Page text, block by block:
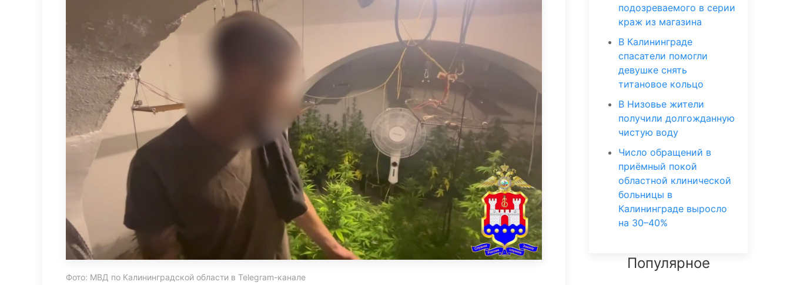
Фото: МВД по Калининградской области в Telegram-канале
подозреваемого в серии
краж из магазина
В Калининграде
спасатели помогли
девушке снять
титановое кольцо
В Низовье жители
получили долгожданную
чистую воду
Число обращений в
приёмный покой
областной клинической
больницы в
Калининграде выросло
на 30–40%
Популярное